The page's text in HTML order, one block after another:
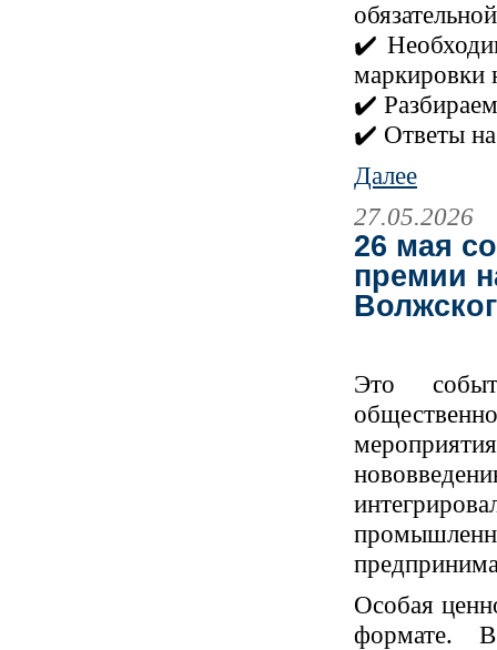
✔️
маркировки
✔️ Разбираем
✔️ Ответы
Далее
27.05.2026
26 мая
премии
Это
Особая
формате.